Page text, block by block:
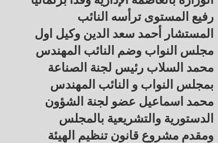
رفيع المستوى ترأسه النائب
المستشار أحمد سعد الدين وكيل اول
مجلس النواب وضم النائب المهندس
محمد السلاب رئيس لجنة الصناعة
بمجلس النواب و النائب المهندس
محمد اسماعيل عضو لجنة الشؤون
الدستورية والتشريعية بالمجلس
ومقدم مشروع قانون تنظيم الهيئة